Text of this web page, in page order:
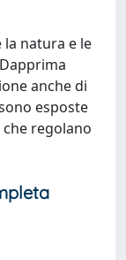
natura e le
anche di
esposte
regolano